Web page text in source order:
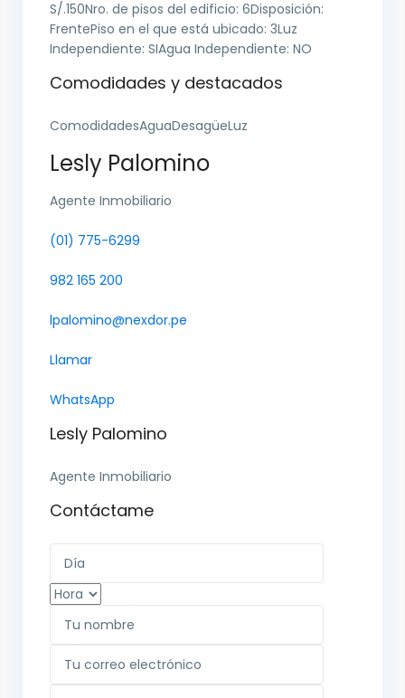
S/.150Nro. de pisos del edificio: 6Disposición:
FrentePiso en el que está ubicado: 3Luz
Independiente: SIAgua Independiente: NO
Comodidades y destacados
ComodidadesAguaDesagüeLuz
Lesly Palomino
Agente Inmobiliario
(01) 775-6299
982 165 200
lpalomino@nexdor.pe
Llamar
WhatsApp
Lesly Palomino
Agente Inmobiliario
Contáctame